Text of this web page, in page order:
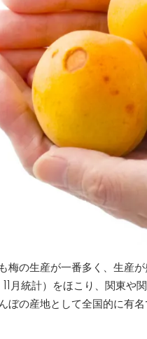
梅の生産が一番多く、生産
月統計）をほこり、関東や
ぼの産地として全国的に有